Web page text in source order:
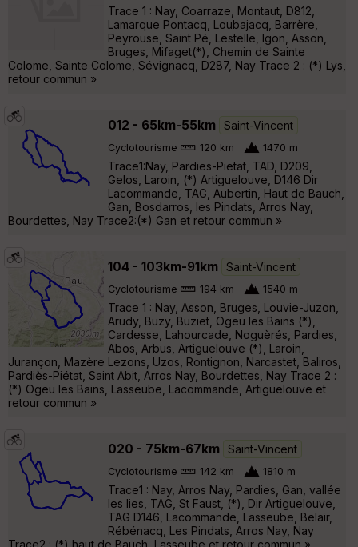
Trace 1 : Nay, Coarraze, Montaut, D812,
Lamarque Pontacq, Loubajacq, Barrère,
Peyrouse, Saint Pé, Lestelle, Igon, Asson,
Bruges, Mifaget(*), Chemin de Sainte
Colome, Sainte Colome, Sévignacq, D287, Nay Trace 2 : (*) Lys,
retour commun »
012 - 65km-55km Saint-Vincent
Cyclotourisme 120 km 1470 m
Trace1:Nay, Pardies-Pietat, TAD, D209,
Gelos, Laroin, (*) Artiguelouve, D146 Dir
Lacommande, TAG, Aubertin, Haut de Bauch,
Gan, Bosdarros, les Pindats, Arros Nay,
Bourdettes, Nay Trace2:(*) Gan et retour commun »
104 - 103km-91km Saint-Vincent
Cyclotourisme 194 km 1540 m
Trace 1 : Nay, Asson, Bruges, Louvie-Juzon,
Arudy, Buzy, Buziet, Ogeu les Bains (*),
Cardesse, Lahourcade, Noguèrés, Pardies,
Abos, Arbus, Artiguelouve (*), Laroin,
Jurançon, Mazère Lezons, Uzos, Rontignon, Narcastet, Baliros,
Pardiès-Piétat, Saint Abit, Arros Nay, Bourdettes, Nay Trace 2 :
(*) Ogeu les Bains, Lasseube, Lacommande, Artiguelouve et
retour commun »
020 - 75km-67km Saint-Vincent
Cyclotourisme 142 km 1810 m
Trace1 : Nay, Arros Nay, Pardies, Gan, vallée
les lies, TAG, St Faust, (*), Dir Artiguelouve,
TAG D146, Lacommande, Lasseube, Belair,
Rébénacq, Les Pindats, Arros Nay, Nay
Trace2 : (*) haut de Bauch, Lasseube et retour commun »